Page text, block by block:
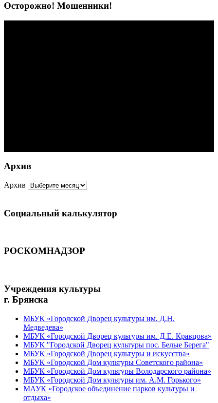
Осторожно! Мошенники!
Архив
Архив
Социальный калькулятор
РОСКОМНАДЗОР
Учреждения культуры
г. Брянска
МБУК «Городской Дворец культуры им. Д.Н.
Медведева»
МБУК «Городской Дворец культуры им. Д.Е. Кравцова»
МБУК "Городской Дворец культуры пос. Белые Берега"
МБУК «Городской Дворец культуры и искусства»
МБУК «Городской Дом культуры Советского района»
МБУК «Городской Дом культуры Володарского района»
МБУК «Городской Дом культуры им. А.М. Горького»
МАУК «Городское объединение парков культуры и
отдыха»